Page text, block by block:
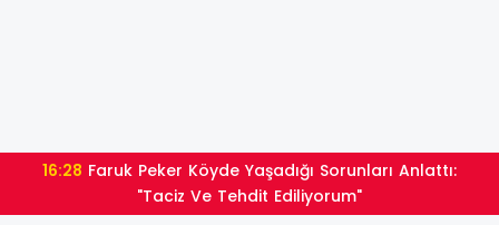
16:28
"Taciz Ve Tehdit Ediliyorum"